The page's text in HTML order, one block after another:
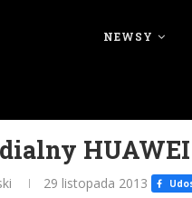
NEWSY
HUAWEI
29 listopada 2013